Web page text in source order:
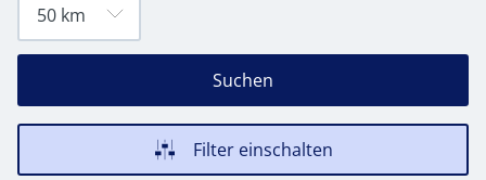
Suchen
Filter einschalten